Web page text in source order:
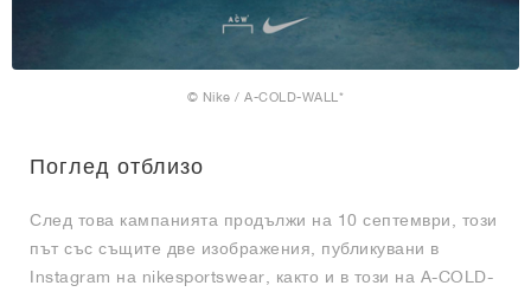
© Nike / A-COLD-WALL*
Поглед отблизо
След това кампанията продължи на 10 септември, този
път със същите две изображения, публикувани в
Instagram на nikesportswear, както и в този на A-COLD-